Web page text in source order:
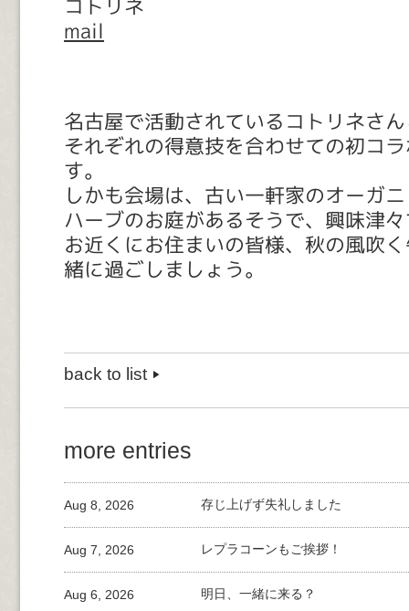
コトリネ
mail
名古屋で活動されているコトリネさ
それぞれの得意技を合わせての初コ
す。
しかも会場は、古い一軒家のオーガ
ハーブのお庭があるそうで、興味津
お近くにお住まいの皆様、秋の風吹
緒に過ごしましょう。
back to list
more entries
存じ上げず失礼しました
Aug 8, 2026
レプラコーンもご挨拶！
Aug 7, 2026
明日、一緒に来る？
Aug 6, 2026